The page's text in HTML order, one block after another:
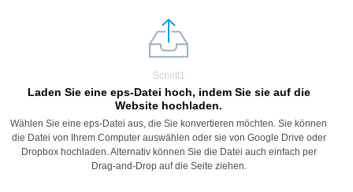
Schritt1
Laden Sie eine eps-Datei hoch, indem Sie sie auf die
Website hochladen.
Wählen Sie eine eps-Datei aus, die Sie konvertieren möchten. Sie können
die Datei von Ihrem Computer auswählen oder sie von Google Drive oder
Dropbox hochladen. Alternativ können Sie die Datei auch einfach per
Drag-and-Drop auf die Seite ziehen.